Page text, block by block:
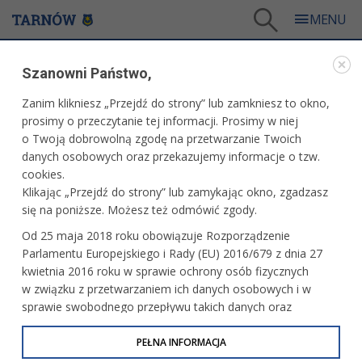
GALERIA - KULTURA 2012
Tarnowski teatr - II koncert nadziei Via
Spei
CSM - wernisaż wystawy Piotra Kukli,
spotkanie z Piotrem Kuryło
Warsztaty teatralne dla dzieci w teatrze
im. Solskiego
Szanowni Państwo,
Zanim klikniesz „Przejdź do strony” lub zamkniesz to okno,
prosimy o przeczytanie tej informacji. Prosimy w niej
o Twoją dobrowolną zgodę na przetwarzanie Twoich
danych osobowych oraz przekazujemy informacje o tzw.
cookies.
Klikając „Przejdź do strony” lub zamykając okno, zgadzasz
się na poniższe. Możesz też odmówić zgody.
Od 25 maja 2018 roku obowiązuje Rozporządzenie
Parlamentu Europejskiego i Rady (EU) 2016/679 z dnia 27
kwietnia 2016 roku w sprawie ochrony osób fizycznych
w związku z przetwarzaniem ich danych osobowych i w
sprawie swobodnego przepływu takich danych oraz
uchylenia dyrektywy 95/46/WE (określane jako RODO, GDPR
lub Ogólne Rozporządzenie o Ochronie Danych
PEŁNA INFORMACJA